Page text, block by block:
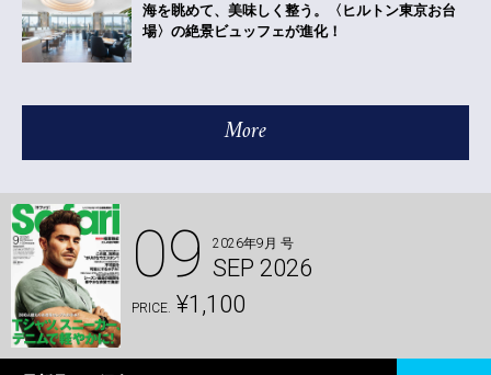
海を眺めて、美味しく整う。〈ヒルトン東京お台
場〉の絶景ビュッフェが進化！
More
09 2026年9月 号
SEP 2026
PRICE. ¥1,100